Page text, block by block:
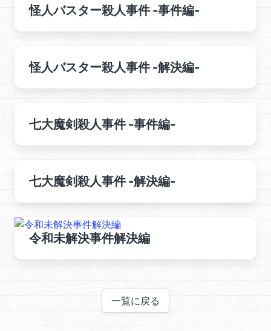
怪人バスター殺人事件 -事件編-
怪人バスター殺人事件 -解決編-
七大魔剣殺人事件 -事件編-
七大魔剣殺人事件 -解決編-
令和未解決事件解決編
一覧に戻る